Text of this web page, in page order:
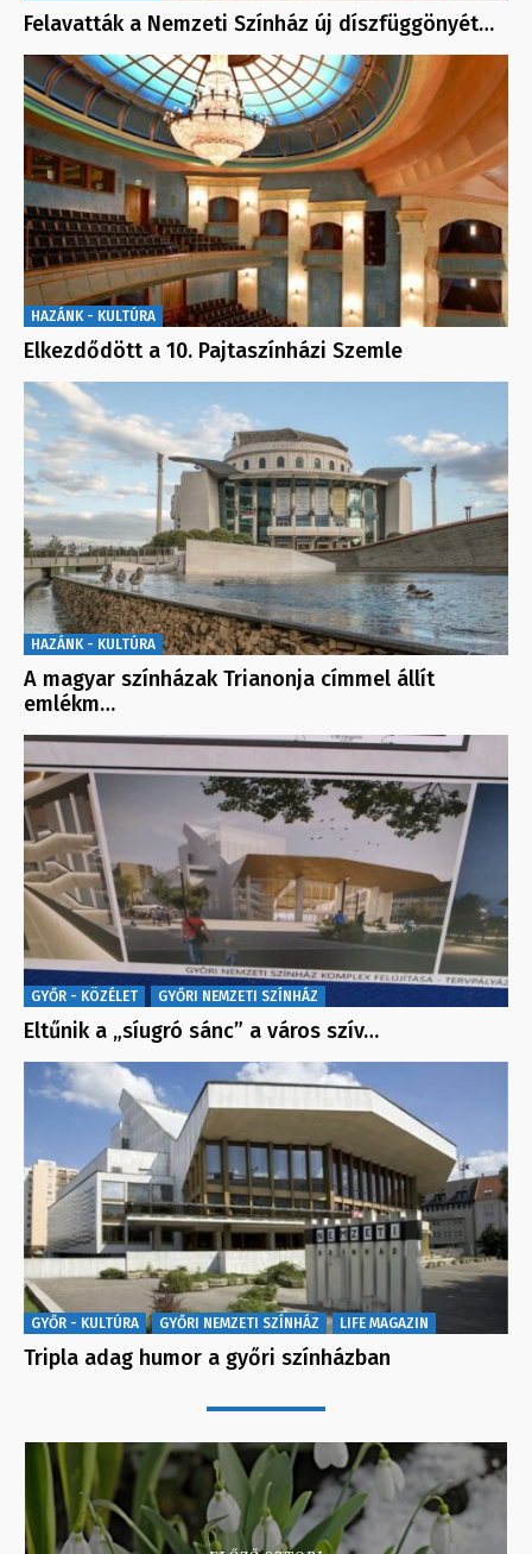
Felavatták a Nemzeti Színház új díszfüggönyét…
HAZÁNK - KULTÚRA
Elkezdődött a 10. Pajtaszínházi Szemle
HAZÁNK - KULTÚRA
A magyar színházak Trianonja címmel állít
emlékm…
GYŐR - KÖZÉLET GYŐRI NEMZETI SZÍNHÁZ
Eltűnik a „síugró sánc” a város szív…
GYŐR - KULTÚRA GYŐRI NEMZETI SZÍNHÁZ LIFE MAGAZIN
Tripla adag humor a győri színházban